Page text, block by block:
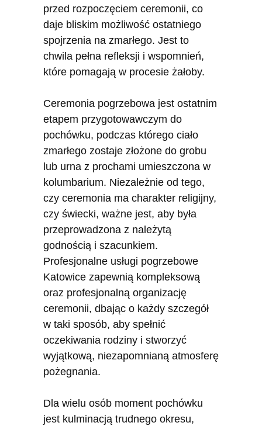
przed rozpoczęciem ceremonii, co
daje bliskim możliwość ostatniego
spojrzenia na zmarłego. Jest to
chwila pełna refleksji i wspomnień,
które pomagają w procesie żałoby.
Ceremonia pogrzebowa jest ostatnim
etapem przygotowawczym do
pochówku, podczas którego ciało
zmarłego zostaje złożone do grobu
lub urna z prochami umieszczona w
kolumbarium. Niezależnie od tego,
czy ceremonia ma charakter religijny,
czy świecki, ważne jest, aby była
przeprowadzona z należytą
godnością i szacunkiem.
Profesjonalne usługi pogrzebowe
Katowice zapewnią kompleksową
oraz profesjonalną organizację
ceremonii, dbając o każdy szczegół
w taki sposób, aby spełnić
oczekiwania rodziny i stworzyć
wyjątkową, niezapomnianą atmosferę
pożegnania.
Dla wielu osób moment pochówku
jest kulminacją trudnego okresu,